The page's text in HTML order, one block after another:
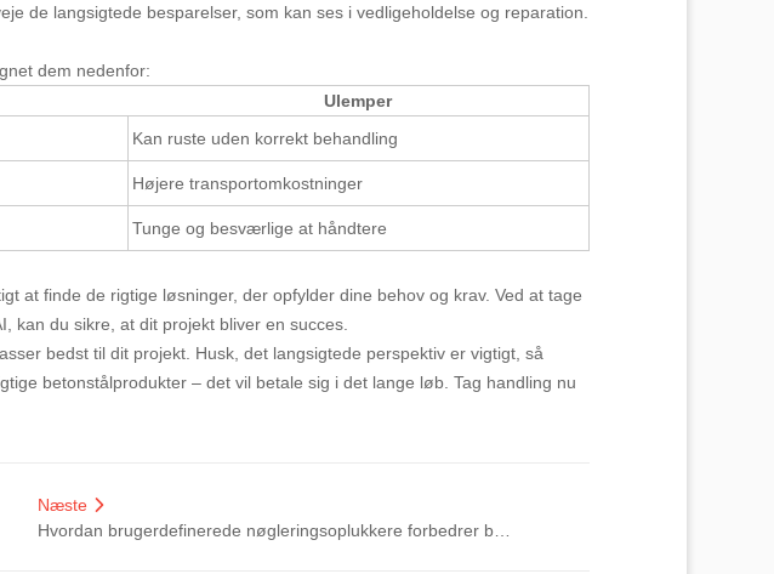
de langsigtede besparelser, som kan ses i vedligeholdelse og reparation.
dem nedenfor:
Ulemper
Kan ruste uden korrekt behandling
Højere transportomkostninger
Tunge og besværlige at håndtere
at finde de rigtige løsninger, der opfylder dine behov og krav. Ved at tage
kan du sikre, at dit projekt bliver en succes.
bedst til dit projekt. Husk, det langsigtede perspektiv er vigtigt, så
betonstålprodukter – det vil betale sig i det lange løb. Tag handling nu
Næste
Hvordan brugerdefinerede nøgleringsoplukkere forbedrer bekvemmeligheden